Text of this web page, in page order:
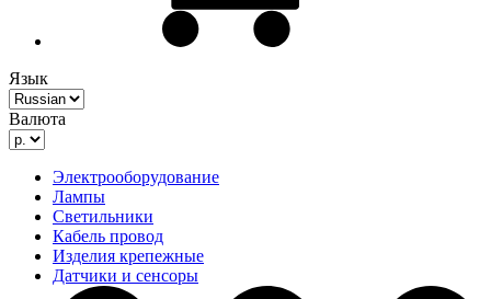
Язык
Валюта
Электрооборудование
Лампы
Светильники
Кабель провод
Изделия крепежные
Датчики и сенсоры